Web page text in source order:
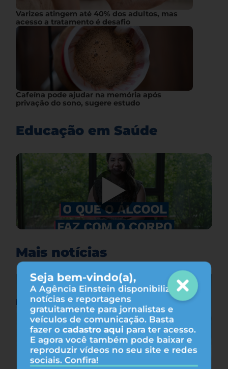
Seja bem-vindo(a),
A Agência Einstein disponibiliza
notícias e reportagens
gratuitamente para jornalistas e
veículos de comunicação. Basta
fazer o cadastro aqui para ter acesso.
E agora você também pode baixar e
reproduzir vídeos no seu site e redes
sociais. Confira!
Varizes atingem até 40% dos adultos, mas
acesso a tratamento é desafio
Cafeína pode ajudar na memória após
privação do sono, sugere estudo
Educação em Saúde
Mais notícias